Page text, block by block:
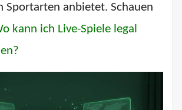
Sportarten anbietet. Schauen
kann ich Live-Spiele legal